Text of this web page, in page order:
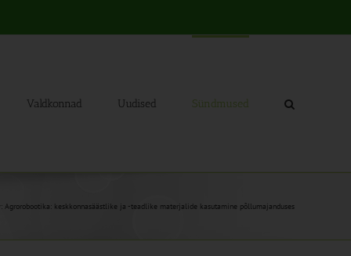
Valdkonnad Uudised Sündmused
Agrorobootika: keskkonnasäästlike ja -teadlike materjalide kasutamine põllumajanduses